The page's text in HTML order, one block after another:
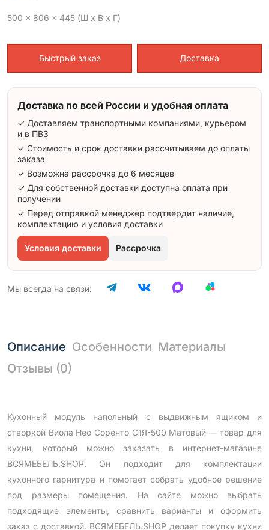
500 x 806 x 445 (Ш x В x Г)
Быстрый заказ Доставка
Доставка по всей России и удобная оплата
✓ Доставляем транспортными компаниями, курьером
и в ПВЗ
✓ Стоимость и срок доставки рассчитываем до оплаты
заказа
✓ Возможна рассрочка до 6 месяцев
✓ Для собственной доставки доступна оплата при
получении
✓ Перед отправкой менеджер подтвердит наличие,
комплектацию и условия доставки
Условия доставки Рассрочка
Мы всегда на связи:
Описание Особенности Материалы
Отзывы (0)
Кухонный модуль напольный с выдвижным ящиком и
створкой Виола Нео Соренто С1Я-500 Матовый — товар для
кухни, который можно заказать в интернет-магазине
ВСЯМЕБЕЛЬ.SHOP. Он подходит для комплектации
кухонного гарнитура и помогает собрать удобное решение
под размеры помещения. На сайте можно выбрать
подходящие элементы, сравнить варианты и оформить
заказ с доставкой. ВСЯМЕБЕЛЬ.SHOP делает покупку кухни